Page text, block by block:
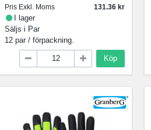
Pris Exkl. Moms
131.36
I lager
Säljs i Par
12 par / förpackning.
Köp